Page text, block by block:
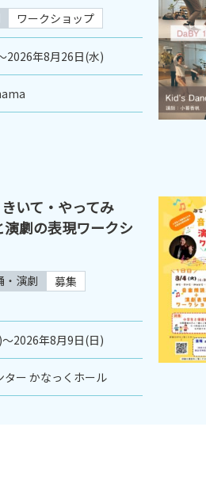
ワークショップ
2026年8月26日(水)
いて・やってみ
劇の表現ワークシ
・演劇
募集
2026年8月9日(日)
ー かなっくホール